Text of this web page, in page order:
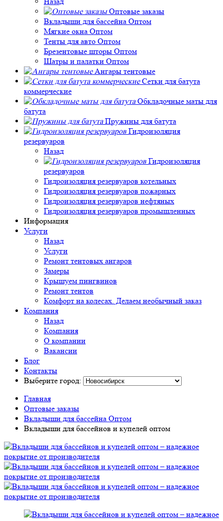
Оптовые заказы
Вкладыши для бассейна Оптом
Мягкие окна Оптом
Тенты для авто Оптом
Брезентовые шторы Оптом
Шатры и палатки Оптом
Ангары тентовые
Сетки для батута
коммерческие
Обкладочные маты для
батута
Пружины для батута
Гидроизоляция
резервуаров
Назад
Гидроизоляция
резервуаров
Гидроизоляция резервуаров котельных
Гидроизоляция резервуаров пожарных
Гидроизоляция резервуаров нефтяных
Гидроизоляция резервуаров промышленных
Информация
Услуги
Назад
Услуги
Ремонт тентовых ангаров
Замеры
Крышуем пингвинов
Ремонт тентов
Комфорт на колесах. Делаем необычный заказ
Компания
Назад
Компания
О компании
Вакансии
Блог
Контакты
Выберите город:
Главная
Оптовые заказы
Вкладыши для бассейна Оптом
Вкладыши для бассейнов и купелей оптом